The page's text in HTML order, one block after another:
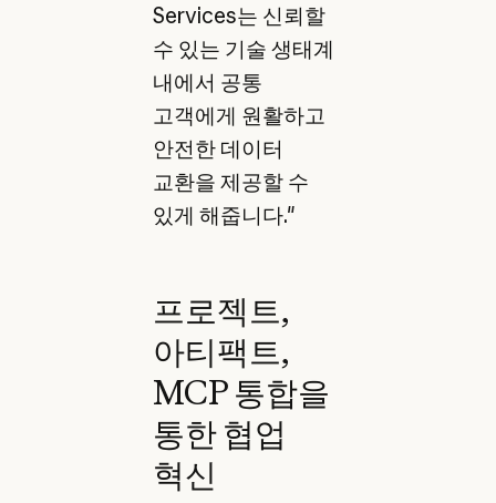
Services는 신뢰할
수 있는 기술 생태계
내에서 공통
고객에게 원활하고
안전한 데이터
교환을 제공할 수
있게 해줍니다."
프로젝트,
아티팩트,
MCP 통합을
통한 협업
혁신